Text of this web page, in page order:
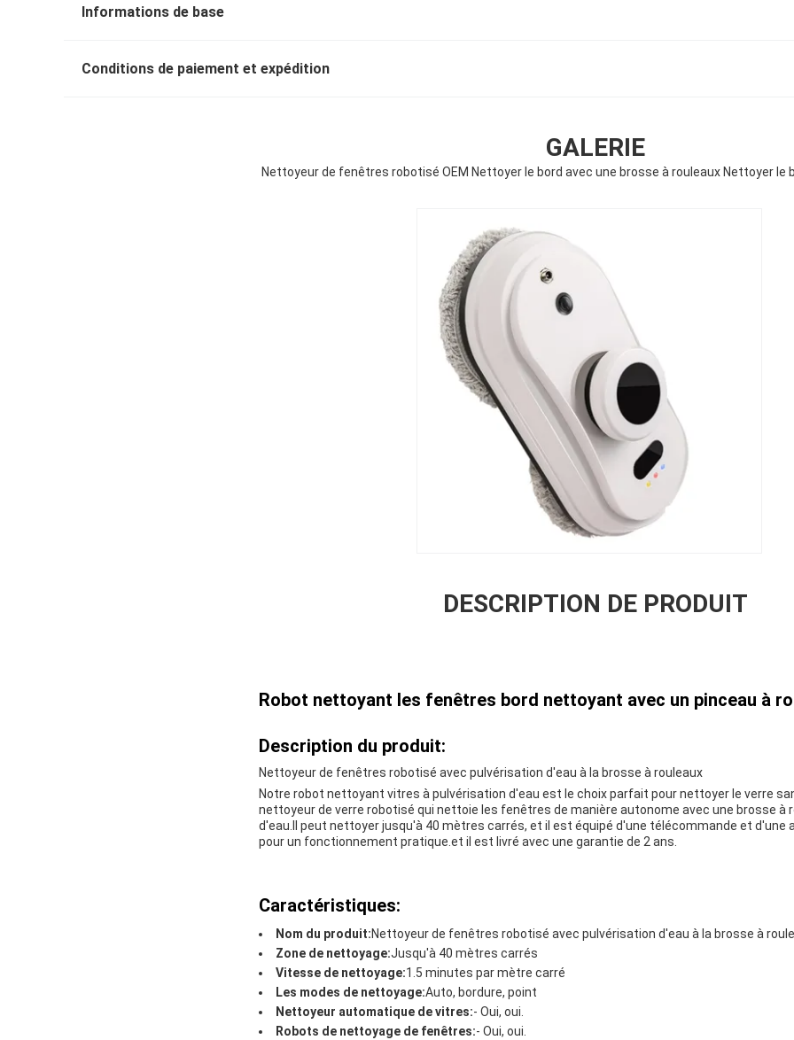
Informations de base
Conditions de paiement et expédition
GALERIE
Nettoyeur de fenêtres robotisé OEM Nettoyer le bord avec une brosse à rouleaux Nettoyer le
DESCRIPTION DE PRODUIT
Robot nettoyant les fenêtres bord nettoyant avec un pinceau à
Description du produit:
Nettoyeur de fenêtres robotisé avec pulvérisation d'eau à la brosse à rouleaux
Notre robot nettoyant vitres à pulvérisation d'eau est le choix parfait pour nettoyer le verre
nettoyeur de verre robotisé qui nettoie les fenêtres de manière autonome avec une brosse à
d'eau.Il peut nettoyer jusqu'à 40 mètres carrés, et il est équipé d'une télécommande et d'une
pour un fonctionnement pratique.et il est livré avec une garantie de 2 ans.
Caractéristiques:
Nom du produit:Nettoyeur de fenêtres robotisé avec pulvérisation d'eau à la brosse à
Zone de nettoyage:Jusqu'à 40 mètres carrés
Vitesse de nettoyage:1.5 minutes par mètre carré
Les modes de nettoyage:Auto, bordure, point
Nettoyeur automatique de vitres:- Oui, oui.
Robots de nettoyage de fenêtres:- Oui, oui.